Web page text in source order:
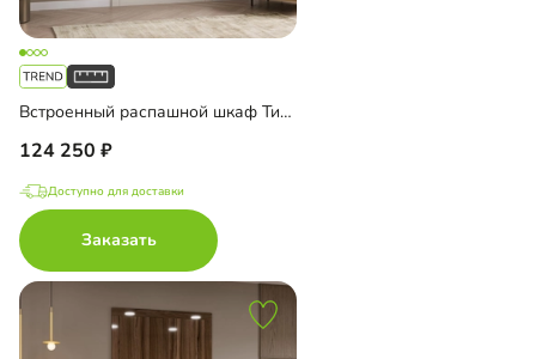
Встроенный распашной шкаф Тино-2-1
124 250
Доступно для доставки
Заказать